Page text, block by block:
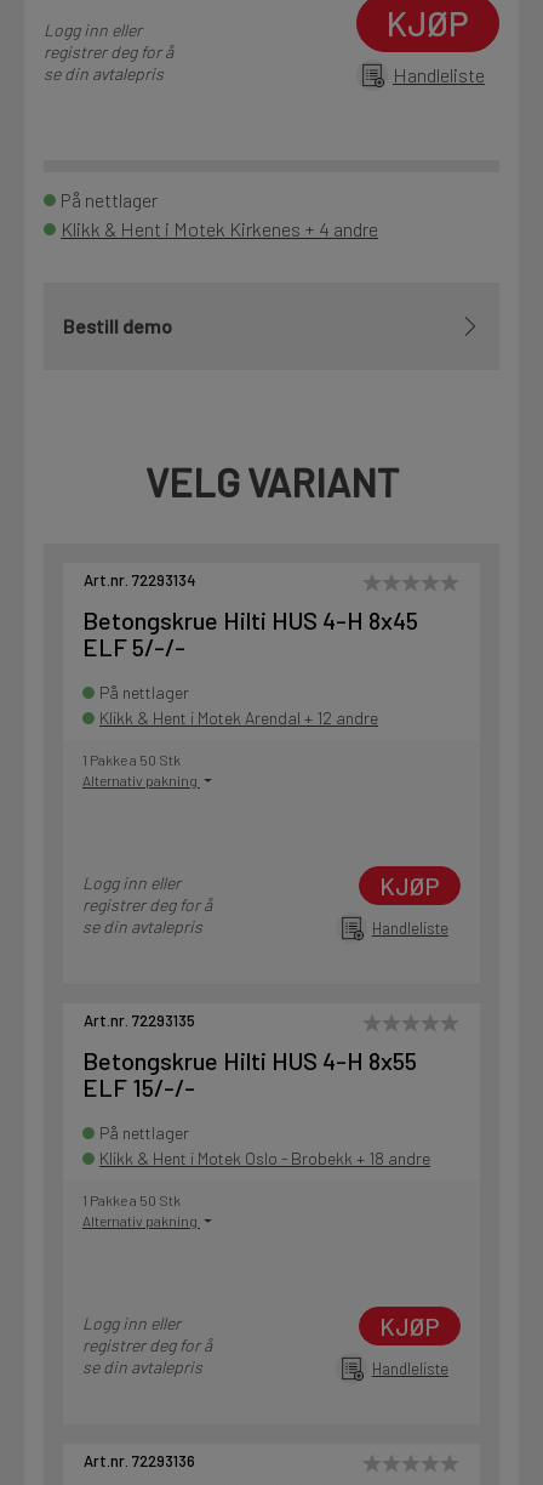
Logg inn eller
registrer deg for å
se din avtalepris
KJØP
Handleliste
På nettlager
Klikk & Hent i Motek Kirkenes + 4 andre
Bestill demo
VELG VARIANT
Art.nr. 72293134
Betongskrue Hilti HUS 4-H 8x45
ELF 5/-/-
På nettlager
Klikk & Hent i Motek Arendal + 12 andre
1 Pakke a 50 Stk
Alternativ pakning
Logg inn eller
registrer deg for å
se din avtalepris
KJØP
Handleliste
Art.nr. 72293135
Betongskrue Hilti HUS 4-H 8x55
ELF 15/-/-
På nettlager
Klikk & Hent i Motek Oslo - Brobekk + 18 andre
1 Pakke a 50 Stk
Alternativ pakning
Logg inn eller
registrer deg for å
se din avtalepris
KJØP
Handleliste
Art.nr. 72293136